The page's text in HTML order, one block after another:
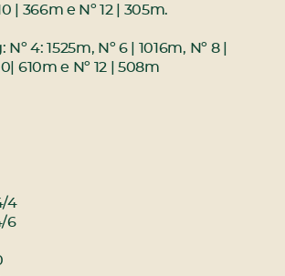
| 366m e Nº 12 | 305m.
Nº 4: 1525m, Nº 6 | 1016m, Nº 8 |
610m e Nº 12 | 508m
4
6